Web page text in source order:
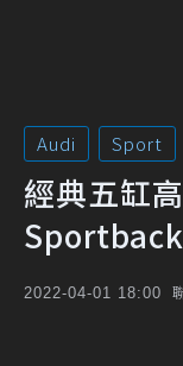
Audi Sport
經典五缸
2022-04-01 18:00